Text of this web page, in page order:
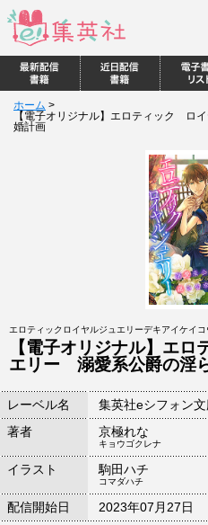
ホーム >
【電子オリジナル】エロティック ロ
婚計画
エロティックロイヤルジュエリーデキアイケイ
【電子オリジナル】エ
エリー 溺愛系公爵の淫
レーベル名
集英社eシフォン
著者
京極れな
キョウゴクレナ
イラスト 駒田ハチ
コマダハチ
配信開始日 2023年07月27日